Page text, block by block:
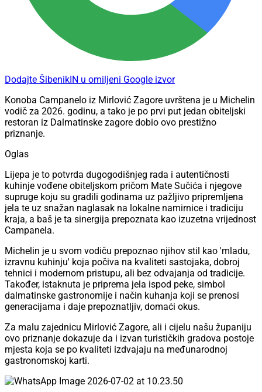
Dodajte ŠibenikIN u omiljeni Google izvor
Konoba Campanelo iz Mirlović Zagore uvrštena je u Michelin
vodič za 2026. godinu, a tako je po prvi put jedan obiteljski
restoran iz Dalmatinske zagore dobio ovo prestižno
priznanje.
Oglas
Lijepa je to potvrda dugogodišnjeg rada i autentičnosti
kuhinje vođene obiteljskom pričom Mate Sučića i njegove
supruge koju su gradili godinama uz pažljivo pripremljena
jela te uz snažan naglasak na lokalne namirnice i tradiciju
kraja, a baš je ta sinergija prepoznata kao izuzetna vrijednost
Campanela.
Michelin je u svom vodiču prepoznao njihov stil kao 'mladu,
izravnu kuhinju' koja počiva na kvaliteti sastojaka, dobroj
tehnici i modernom pristupu, ali bez odvajanja od tradicije.
Također, istaknuta je priprema jela ispod peke, simbol
dalmatinske gastronomije i način kuhanja koji se prenosi
generacijama i daje prepoznatljiv, domaći okus.
Za malu zajednicu Mirlović Zagore, ali i cijelu našu županiju
ovo priznanje dokazuje da i izvan turističkih gradova postoje
mjesta koja se po kvaliteti izdvajaju na međunarodnoj
gastronomskoj karti.